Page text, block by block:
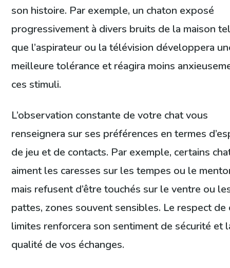
son histoire. Par exemple, un chaton exposé
progressivement à divers bruits de la maison
que l’aspirateur ou la télévision développera
meilleure tolérance et réagira moins
ces stimuli.
L’observation constante de votre chat vous
renseignera sur ses préférences en termes
de jeu et de contacts. Par exemple, certains
aiment les caresses sur les tempes ou le
mais refusent d’être touchés sur le ventre ou
pattes, zones souvent sensibles. Le respect de
limites renforcera son sentiment de sécurité et
qualité de vos échanges.